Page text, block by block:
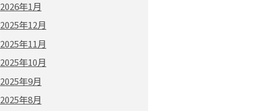
2026年1月
2025年12月
2025年11月
2025年10月
2025年9月
2025年8月